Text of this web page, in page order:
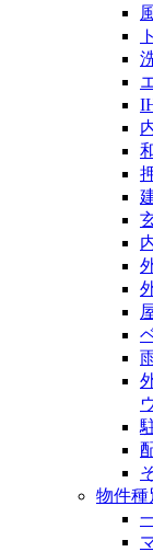
物件種